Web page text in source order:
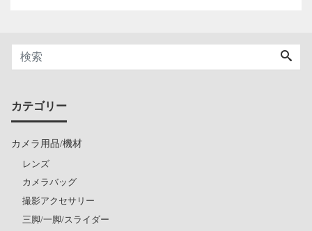
カテゴリー
カメラ用品/機材
レンズ
カメラバッグ
撮影アクセサリー
三脚/一脚/スライダー